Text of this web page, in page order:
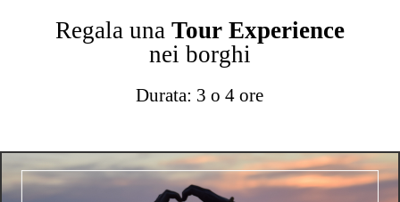
Regala una Tour Experience
nei borghi
Durata: 3 o 4 ore